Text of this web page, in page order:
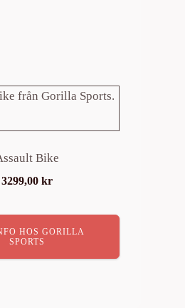
Bike
3299,00 kr
HOS GORILLA
SPORTS